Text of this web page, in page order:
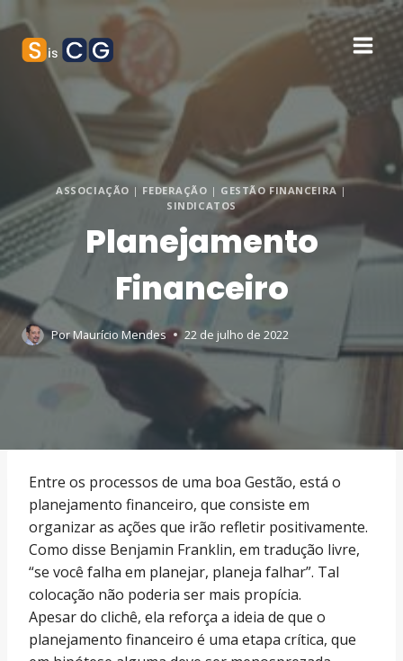
para
Conteúdo
ASSOCIAÇÃO | FEDERAÇÃO | GESTÃO FINANCEIRA|
SINDICATOS
Planejamento
Financeiro
PorMaurício Mendes 22 de julho de 2022
Entre os processos de uma boa Gestão, está o
planejamento financeiro, que consiste em
organizar as ações que irão refletir positivamente.
Como disse Benjamin Franklin, em tradução livre,
“se você falha em planejar, planeja falhar”. Tal
colocação não poderia ser mais propícia.
Apesar do clichê, ela reforça a ideia de que o
planejamento financeiro é uma etapa crítica, que